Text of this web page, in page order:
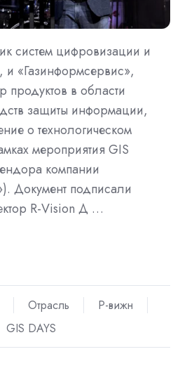
систем цифровизации и
и «Газинформсервис»,
продуктов в области
защиты информации,
о технологическом
мероприятия GIS
компании
Документ подписали
R-Vision Д …
Отрасль
Р-вижн
GIS DAYS